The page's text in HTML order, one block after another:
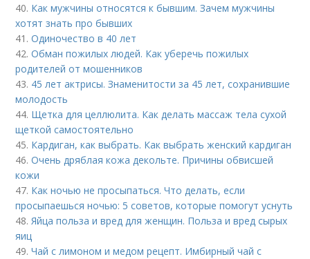
40. Как мужчины относятся к бывшим. Зачем мужчины
хотят знать про бывших
41.Одиночество в 40 лет
42.Обман пожилых людей. Как уберечь пожилых
родителей от мошенников
43. 45 лет актрисы. Знаменитости за 45 лет, сохранившие
молодость
44. Щетка для целлюлита. Как делать массаж тела сухой
щеткой самостоятельно
45. Кардиган, как выбрать. Как выбрать женский кардиган
46.Очень дряблая кожа декольте. Причины обвисшей
кожи
47. Как ночью не просыпаться. Что делать, если
просыпаешься ночью: 5 советов, которые помогут уснуть
48.Яйца польза и вред для женщин. Польза и вред сырых
яиц
49.Чай с лимоном и медом рецепт. Имбирный чай с